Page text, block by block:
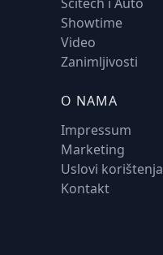
Showtime
Video
Zanimljivosti
O NAMA
Impressum
Marketing
Uslovi korištenja
Kontakt